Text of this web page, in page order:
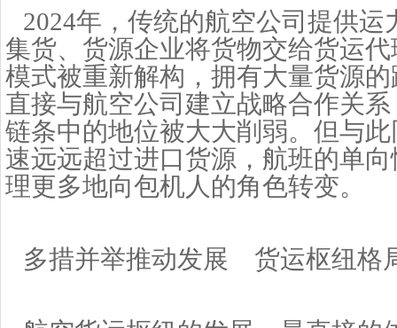
2024年，传统的航空公司提供运
集货、货源企业将货物交给货运
模式被重新解构，拥有大量货源
直接与航空公司建立战略合作关
链条中的地位被大大削弱。但与
速远远超过进口货源，航班的单
理更多地向包机人的角色转变。
多措并举推动发展 货运枢纽格